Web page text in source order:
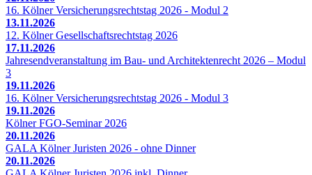
16. Kölner Versicherungsrechtstag 2026 - Modul 2
13.11.2026
12. Kölner Gesellschaftsrechtstag 2026
17.11.2026
Jahresendveranstaltung im Bau- und Architektenrecht 2026 – Modul
3
19.11.2026
16. Kölner Versicherungsrechtstag 2026 - Modul 3
19.11.2026
Kölner FGO-Seminar 2026
20.11.2026
GALA Kölner Juristen 2026 - ohne Dinner
20.11.2026